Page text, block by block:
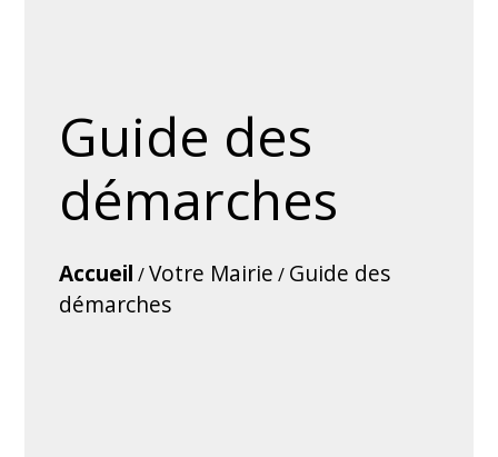
Guide des
démarches
Accueil /Votre Mairie / Guide des
démarches